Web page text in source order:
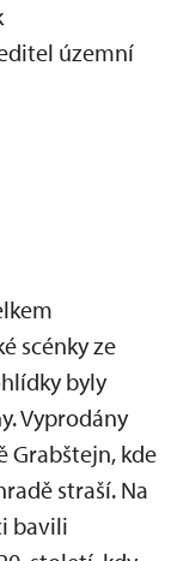
územní
scénky ze
byly
Vyprodány
Grabštejn, kde
straší. Na
bavili